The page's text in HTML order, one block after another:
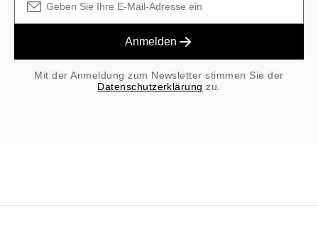
Anmelden
Mit der Anmeldung zum Newsletter stimmen Sie der
Datenschutzerklärung zu.